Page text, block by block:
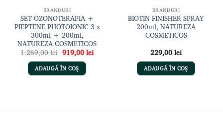
BRANDURI
SET OZONOTERAPIA +
PIEPTENE PHOTOIONIC 3 x
300ml + 200ml,
NATUREZA COSMETICOS
1.269,00lei Prețul
inițial
a
fost:
1.269,00 lei.
919,00leiPrețul
curent
ADAUGĂ ÎN COȘ
BRANDURI
BIOTIN FINISHER SPRAY
200ml, NATUREZA
COSMETICOS
229,00lei
ADAUGĂ ÎN COȘ